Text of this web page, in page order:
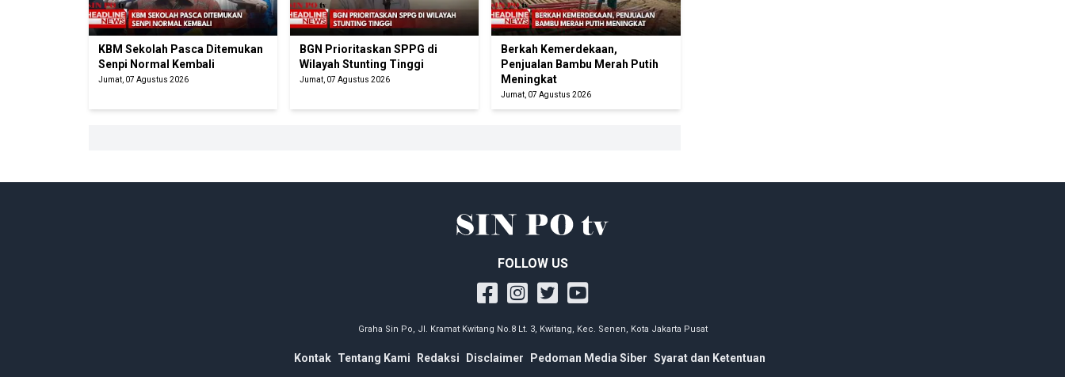
KBM Sekolah Pasca Ditemukan
Senpi Normal Kembali
Jumat, 07 Agustus 2026
BGN Prioritaskan SPPG di
Wilayah Stunting Tinggi
Jumat, 07 Agustus 2026
Berkah Kemerdekaan,
Penjualan Bambu Merah Putih
Meningkat
Jumat, 07 Agustus 2026
FOLLOW US
Graha Sin Po, Jl. Kramat Kwitang No.8 Lt. 3, Kwitang, Kec. Senen, Kota Jakarta Pusat
Kontak Tentang Kami Redaksi Disclaimer Pedoman Media Siber Syarat dan Ketentuan